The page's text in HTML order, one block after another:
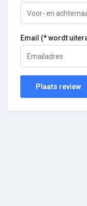
Email (* wordt
Plaats review